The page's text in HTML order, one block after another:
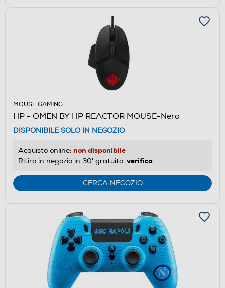
MOUSE GAMING
HP - OMEN BY HP REACTOR MOUSE-Nero
DISPONIBILE SOLO IN NEGOZIO
Acquisto online: non disponibile
Ritiro in negozio in 30' gratuito: verifica
CERCA NEGOZIO